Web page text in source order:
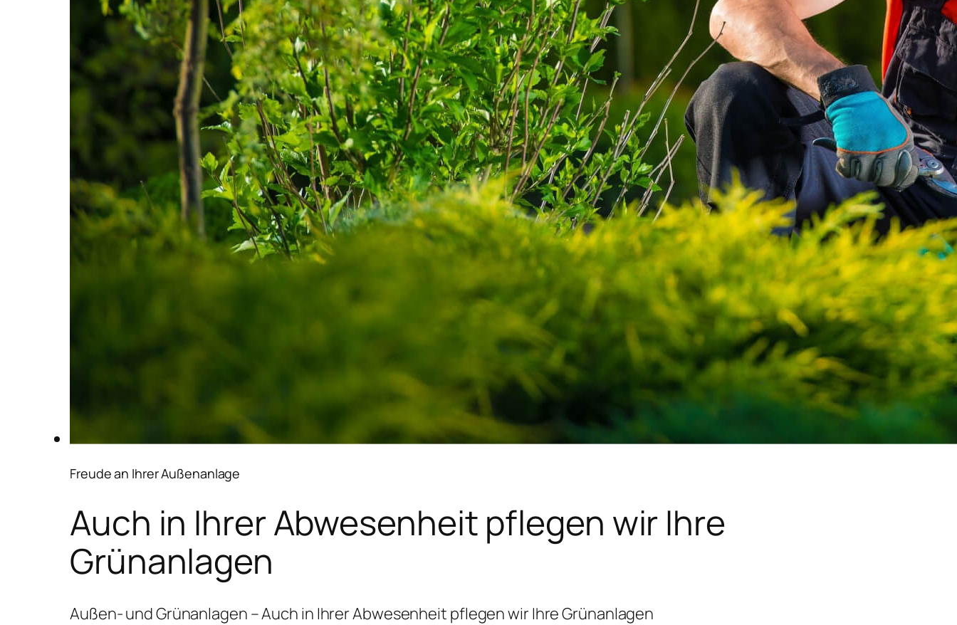
Freude an Ihrer Außenanlage
Auch in Ihrer Abwesenheit pflegen wir Ihre
Grünanlagen
Außen- und Grünanlagen – Auch in Ihrer Abwesenheit pflegen wir Ihre Grünanlagen